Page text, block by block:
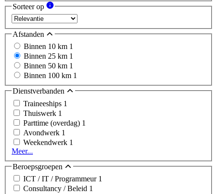
Sorteer op
Afstanden
Binnen 10 km 1
Binnen 25 km 1
Binnen 50 km 1
Binnen 100 km 1
Dienstverbanden
Traineeships 1
Thuiswerk 1
Parttime (overdag) 1
Avondwerk 1
Weekendwerk 1
Meer...
Beroepsgroepen
ICT / IT / Programmeur 1
Consultancy / Beleid 1